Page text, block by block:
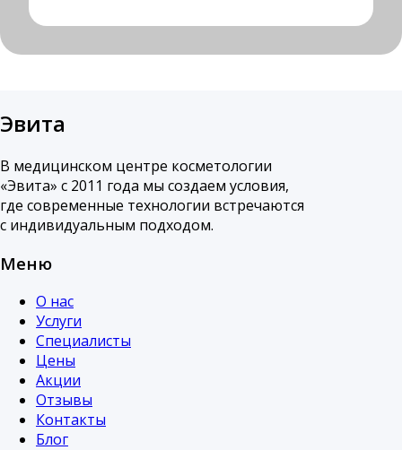
Эвита
В медицинском центре косметологии
«Эвита» с 2011 года мы создаем условия,
где современные технологии встречаются
с индивидуальным подходом.
Меню
О нас
Услуги
Специалисты
Цены
Акции
Отзывы
Контакты
Блог